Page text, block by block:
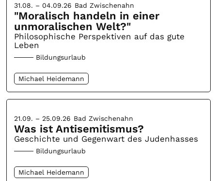
31.08. – 04.09.26 Bad Zwischenahn
"Moralisch handeln in einer
unmoralischen Welt?"
Philosophische Perspektiven auf das gute
Leben
Bildungsurlaub
Michael Heidemann
21.09. – 25.09.26 Bad Zwischenahn
Was ist Antisemitismus?
Geschichte und Gegenwart des Judenhasses
Bildungsurlaub
Michael Heidemann